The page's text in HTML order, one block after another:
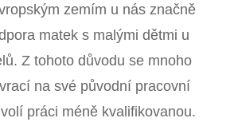
zemím u nás značně
matek s malými dětmi u
Z tohoto důvodu se mnoho
na své původní pracovní
práci méně kvalifikovanou.